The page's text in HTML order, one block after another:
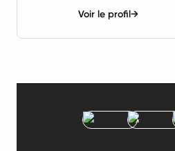
Voir le profil→